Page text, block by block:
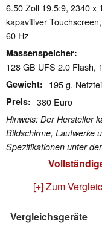
6.50 Zoll 19.5:9, 2340 x
kapavitiver
60 Hz
Massenspeicher
128 GB UFS 2.0 Flash,
Gewicht 195 g,
Preis 380 Euro
Hinweis: Der Hersteller
Bildschirme, Laufwerke
Spezifikationen unter
[+] Zum
Vergleichsgeräte